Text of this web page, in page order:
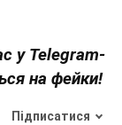
у Telegram-
на фейки!
Підписатися